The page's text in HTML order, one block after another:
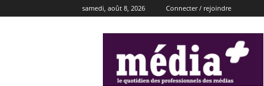
samedi, août 8, 2026 Connecter / rejoindre